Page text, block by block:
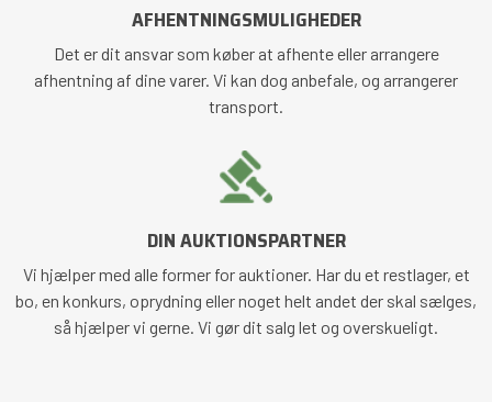
AFHENTNINGSMULIGHEDER
Det er dit ansvar som køber at afhente eller arrangere
afhentning af dine varer. Vi kan dog anbefale, og arrangerer
transport.
DIN AUKTIONSPARTNER
Vi hjælper med alle former for auktioner. Har du et restlager, et
bo, en konkurs, oprydning eller noget helt andet der skal sælges,
så hjælper vi gerne. Vi gør dit salg let og overskueligt.